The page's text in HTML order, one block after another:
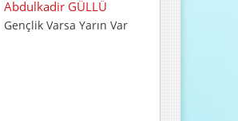
Metin ÇINAR
HIRSIZIN ADALETİ